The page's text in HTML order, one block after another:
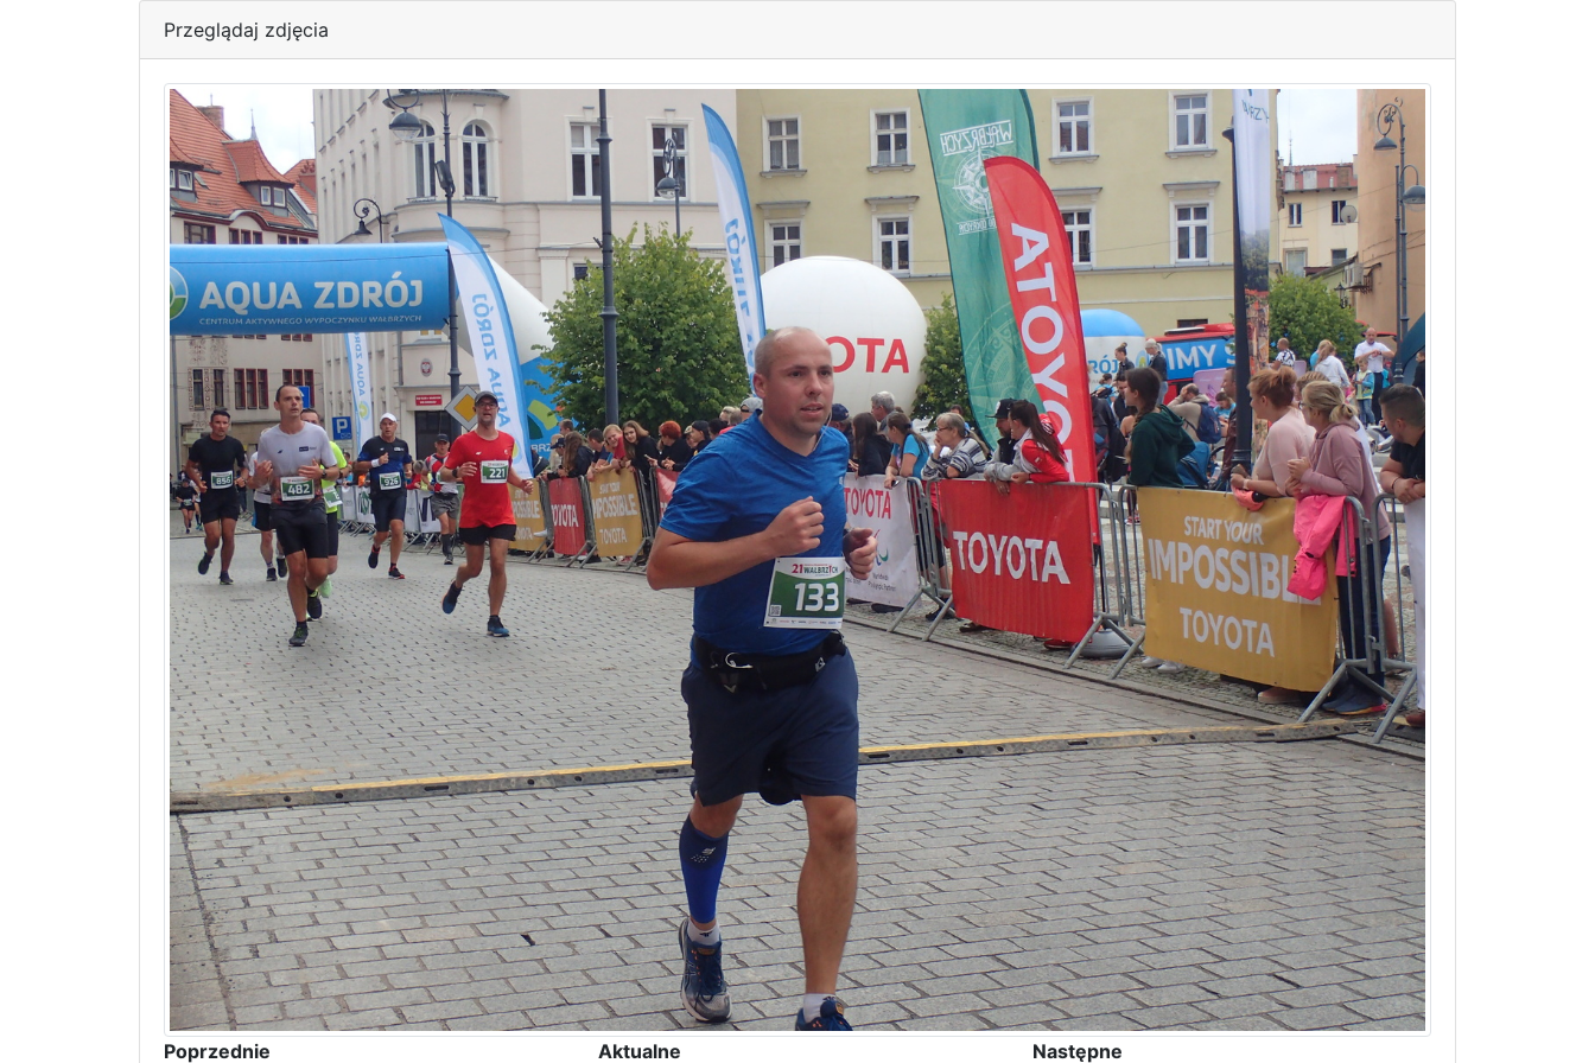
Przeglądaj zdjęcia
Poprzednie Aktualne Następne